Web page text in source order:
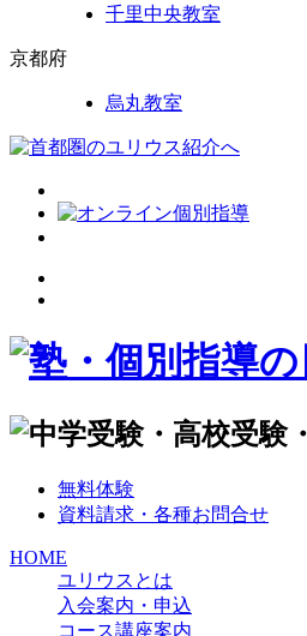
千里中央教室
京都府
烏丸教室
無料体験
資料請求・各種お問合せ
HOME
ユリウスとは
入会案内・申込
コース講座案内